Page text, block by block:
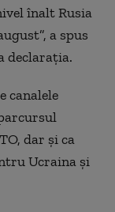
înalt Rusia
a spus
declaraţia.
canalele
dar şi ca
Ucraina şi